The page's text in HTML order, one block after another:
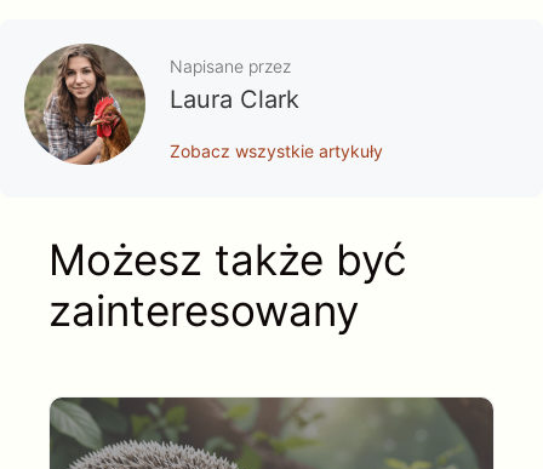
Napisane przez
Laura Clark
Zobacz wszystkie artykuły
Możesz także być
zainteresowany